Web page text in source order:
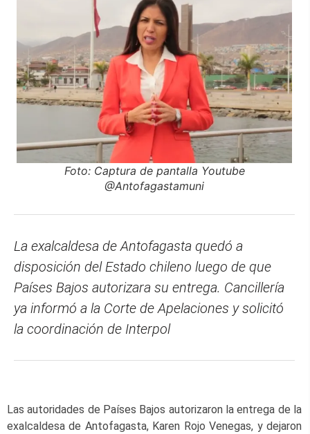
Foto: Captura de pantalla Youtube
@Antofagastamuni
La exalcaldesa de Antofagasta quedó a
disposición del Estado chileno luego de que
Países Bajos autorizara su entrega. Cancillería
ya informó a la Corte de Apelaciones y solicitó
la coordinación de Interpol
Las autoridades de Países Bajos autorizaron la entrega de la
exalcaldesa de Antofagasta, Karen Rojo Venegas, y dejaron